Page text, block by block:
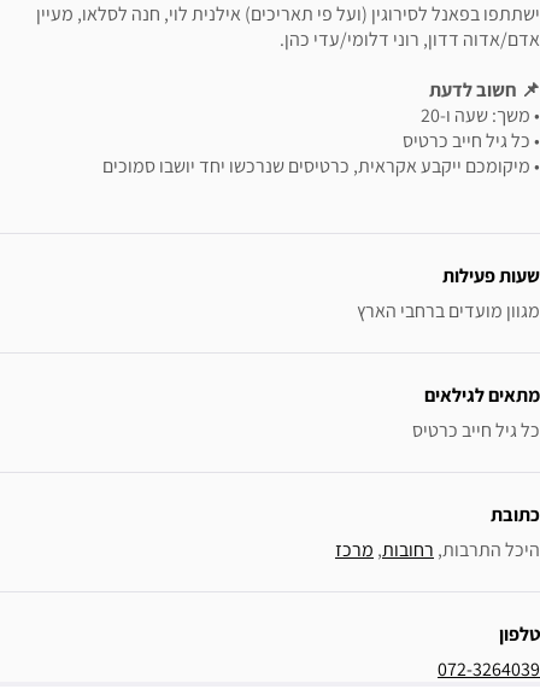
ישתתפו בפאנל לסירוגין (ועל פי תאריכים) אילנית לוי, חנה לסלאו, מעיין
אדם/אדוה דדון, רוני דלומי/עדי כהן.
📌 חשוב לדעת
• משך: שעה ו-20
• כל גיל חייב כרטיס
• מיקומכם ייקבע אקראית, כרטיסים שנרכשו יחד יושבו סמוכים
שעות פעילות
מגוון מועדים ברחבי הארץ
מתאים לגילאים
כל גיל חייב כרטיס
כתובת
היכל התרבות, רחובות, מרכז
טלפון
072-3264039